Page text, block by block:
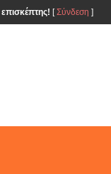
επισκέπτης! [Σύνδεση ]